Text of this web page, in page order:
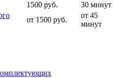
1500 руб.
30 минут
от 1500 руб.
от 45
минут